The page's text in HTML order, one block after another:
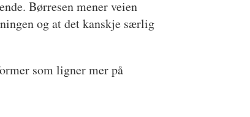
Børresen mener veien
og at det kanskje særlig
som ligner mer på